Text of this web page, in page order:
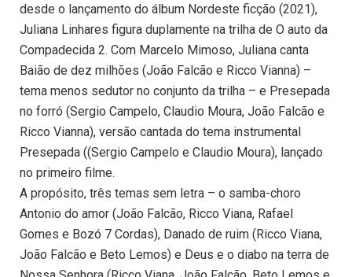
desde o lançamento do álbum Nordeste ficção (2021),
Juliana Linhares figura duplamente na trilha de O auto da
Compadecida 2. Com Marcelo Mimoso, Juliana canta
Baião de dez milhões (João Falcão e Ricco Vianna) –
tema menos sedutor no conjunto da trilha – e Presepada
no forró (Sergio Campelo, Claudio Moura, João Falcão e
Ricco Vianna), versão cantada do tema instrumental
Presepada ((Sergio Campelo e Claudio Moura), lançado
no primeiro filme.
A propósito, três temas sem letra – o samba-choro
Antonio do amor (João Falcão, Ricco Viana, Rafael
Gomes e Bozó 7 Cordas), Danado de ruim (Ricco Viana,
João Falcão e Beto Lemos) e Deus e o diabo na terra de